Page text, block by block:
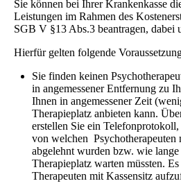
Sie können bei Ihrer Krankenkasse
Leistungen im Rahmen des
SGB V §13 Abs.3 beantragen, dabei
Hierfür gelten folgende
Sie finden keinen
in angemessener Entfernung zu
Ihnen in angemessener Zeit
Therapieplatz anbieten kann.
erstellen Sie ein
von welchen Psychotherapeuten
abgelehnt wurden bzw. wie lange
Therapieplatz warten müssten.
Therapeuten mit Kassensitz